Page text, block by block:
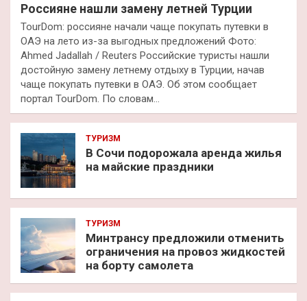
Россияне нашли замену летней Турции
TourDom: россияне начали чаще покупать путевки в
ОАЭ на лето из-за выгодных предложений Фото:
Ahmed Jadallah / Reuters Российские туристы нашли
достойную замену летнему отдыху в Турции, начав
чаще покупать путевки в ОАЭ. Об этом сообщает
портал TourDom. По словам…
ТУРИЗМ
В Сочи подорожала аренда жилья
на майские праздники
ТУРИЗМ
Минтрансу предложили отменить
ограничения на провоз жидкостей
на борту самолета